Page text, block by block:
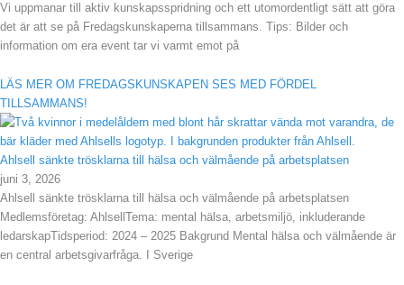
Vi uppmanar till aktiv kunskapsspridning och ett utomordentligt sätt att göra
det är att se på Fredagskunskaperna tillsammans. Tips: Bilder och
information om era event tar vi varmt emot på
LÄS MER OM FREDAGSKUNSKAPEN SES MED FÖRDEL
TILLSAMMANS!
Ahlsell sänkte trösklarna till hälsa och välmående på arbetsplatsen
juni 3, 2026
Ahlsell sänkte trösklarna till hälsa och välmående på arbetsplatsen
Medlemsföretag: AhlsellTema: mental hälsa, arbetsmiljö, inkluderande
ledarskapTidsperiod: 2024 – 2025 Bakgrund Mental hälsa och välmående är
en central arbetsgivarfråga. I Sverige